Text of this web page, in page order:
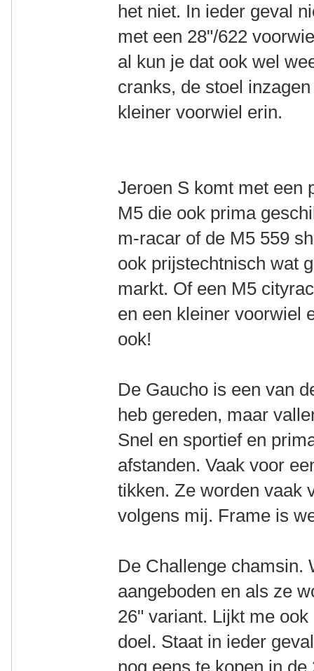
het niet. In ieder geval
met een 28"/622
al kun je dat ook wel
cranks, de stoel
kleiner voorwiel erin.
Jeroen S komt met een
M5 die ook prima
m-racar of de M5 559
ook prijstechtnisch wat
markt. Of een M5
en een kleiner voorwiel
ook!
De Gaucho is een van
heb gereden, maar
Snel en sportief en
afstanden. Vaak voor
tikken. Ze worden vaak
volgens mij. Frame is
De Challenge chamsin.
aangeboden en als ze
26" variant. Lijkt me
doel. Staat in ieder
nog eens te kopen in de